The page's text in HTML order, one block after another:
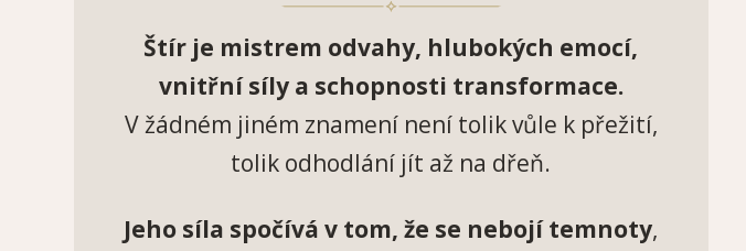
Štír je mistrem odvahy, hlubokých emocí,
vnitřní síly a schopnosti transformace.
V žádném jiném znamení není tolik vůle k přežití,
tolik odhodlání jít až na dřeň.
Jeho síla spočívá v tom, že se nebojí temnoty,